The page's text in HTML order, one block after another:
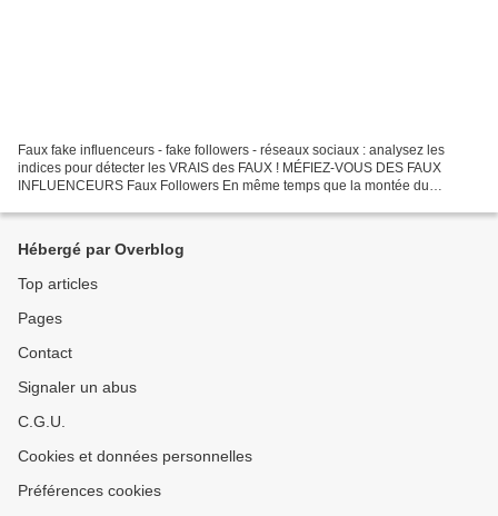
Faux fake influenceurs - fake followers - réseaux sociaux : analysez les
indices pour détecter les VRAIS des FAUX ! MÉFIEZ-VOUS DES FAUX
INFLUENCEURS Faux Followers En même temps que la montée du
Hébergé par Overblog
Top articles
Pages
Contact
Signaler un abus
C.G.U.
Cookies et données personnelles
Préférences cookies